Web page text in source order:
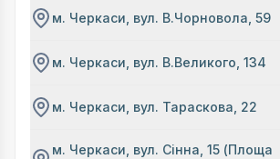
м. Черкаси, вул. В.Чорновола, 59
м. Черкаси, вул. В.Великого, 134
м. Черкаси, вул. Тараскова, 22
м. Черкаси, вул. Сінна, 15 (Площа